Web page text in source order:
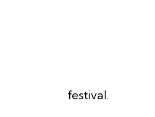
festival.